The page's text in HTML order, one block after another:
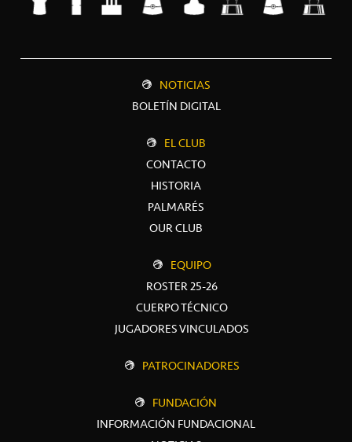
NOTICIAS
BOLETÍN DIGITAL
EL CLUB
CONTACTO
HISTORIA
PALMARÉS
OUR CLUB
EQUIPO
ROSTER 25-26
CUERPO TÉCNICO
JUGADORES VINCULADOS
PATROCINADORES
FUNDACIÓN
INFORMACIÓN FUNDACIONAL